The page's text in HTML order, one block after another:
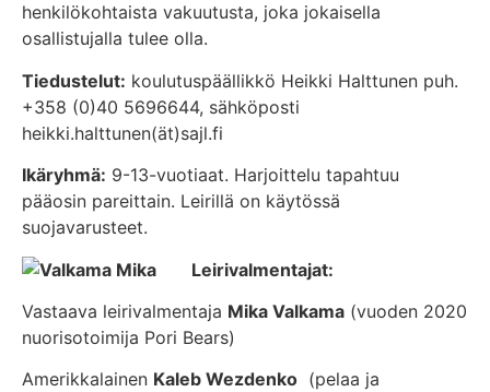
henkilökohtaista vakuutusta, joka jokaisella
osallistujalla tulee olla.
Tiedustelut: koulutuspäällikkö Heikki Halttunen puh.
+358 (0)40 5696644, sähköposti
heikki.halttunen(ät)sajl.fi
Ikäryhmä: 9-13-vuotiaat. Harjoittelu tapahtuu
pääosin pareittain. Leirillä on käytössä
suojavarusteet.
Leirivalmentajat:
Vastaava leirivalmentaja Mika Valkama (vuoden 2020
nuorisotoimija Pori Bears)
Amerikkalainen Kaleb Wezdenko (pelaa ja